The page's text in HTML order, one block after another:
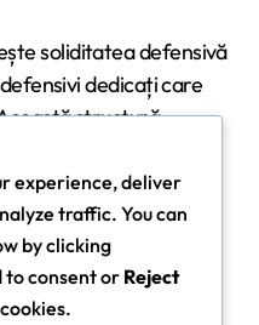
soliditatea defensivă
dedicați care
structură
a zonelor centrale,
să pătrundă prin
adesea pe
ce poate lăsa goluri în
experience, deliver
traffic. You can
by clicking
to consent or Reject